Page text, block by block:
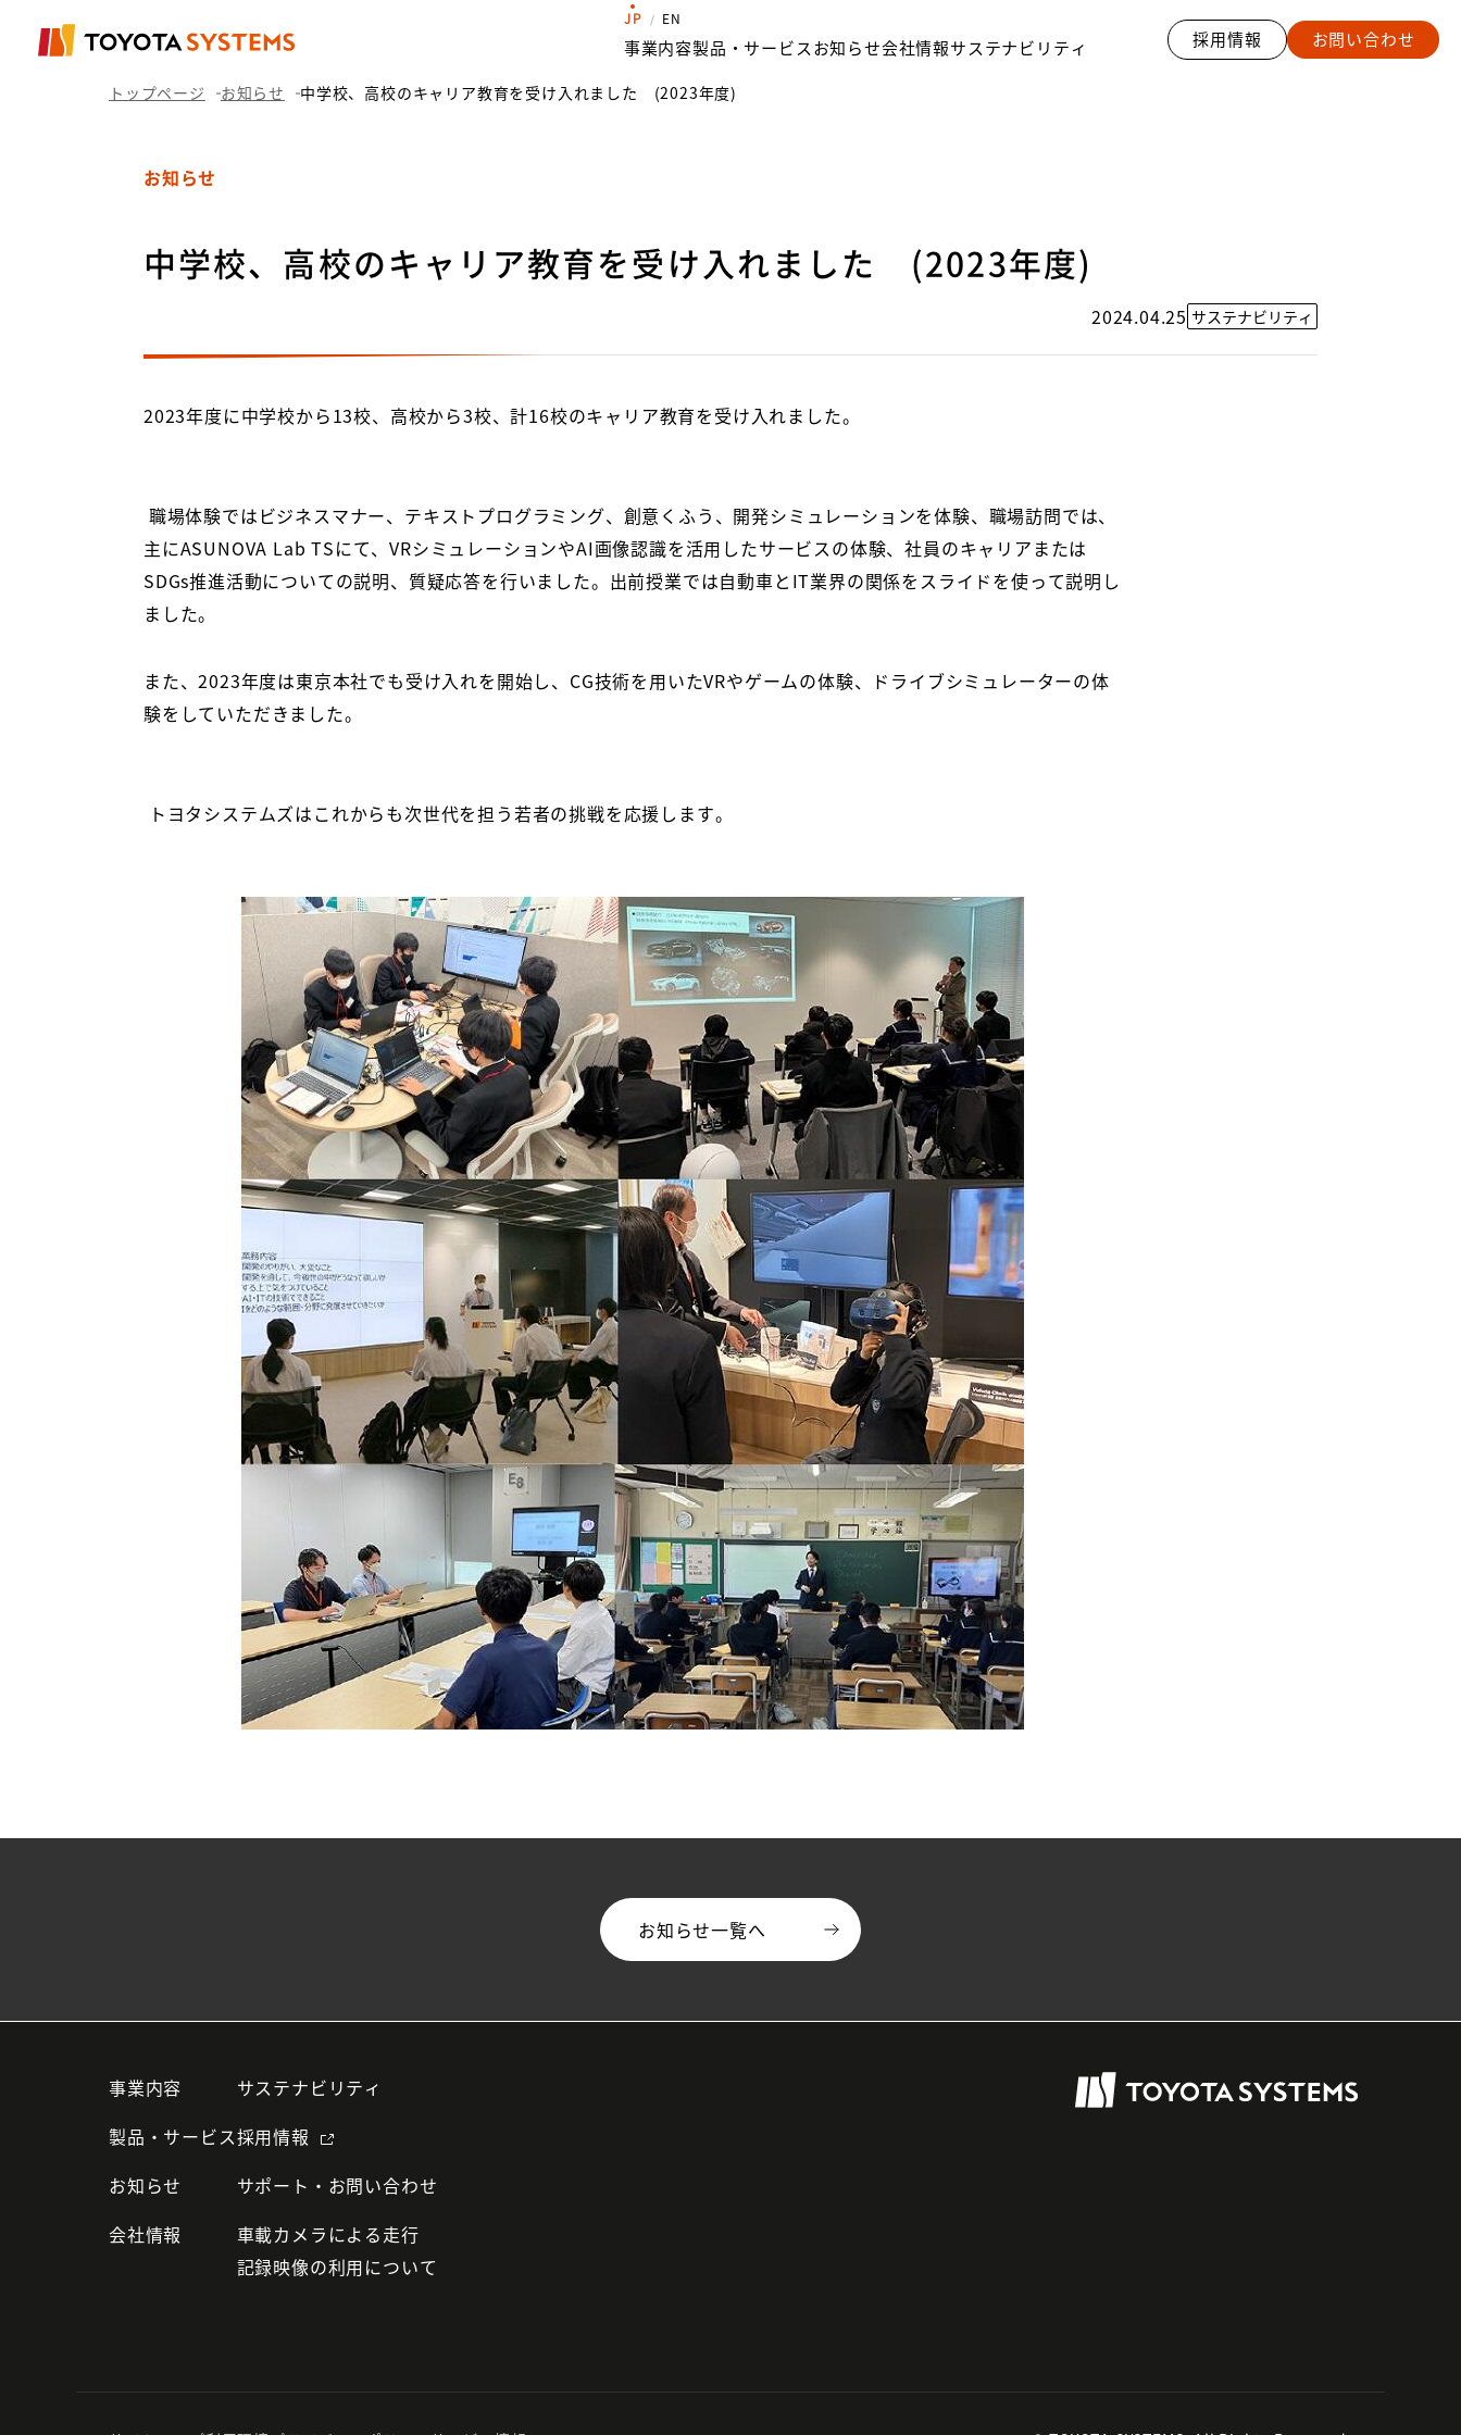
JP EN
事業内容製品・サービスお知らせ会社情報サステナビリティ 採用情報 お問い合わせ
お知らせ
中学校、高校のキャリア教育を受け入れました (2023年度)
2024.04.25 サステナビリティ
トップページ お知らせ 中学校、高校のキャリア教育を受け入れました (2023年度)
2023年度に中学校から13校、高校から3校、計16校のキャリア教育を受け入れました。
職場体験ではビジネスマナー、テキストプログラミング、創意くふう、開発シミュレーションを体験、職場訪問では、
主にASUNOVA Lab TSにて、VRシミュレーションやAI画像認識を活用したサービスの体験、社員のキャリアまたは
SDGs推進活動についての説明、質疑応答を行いました。出前授業では自動車と IT業界の関係をスライドを使って説明し
ました。
また、2023年度は東京本社でも受け入れを開始し、 CG技術を用いたVRやゲームの体験、ドライブシミュレーターの体
験をしていただきました。
トヨタシステムズはこれからも次世代を担う若者の挑戦を応援します。
お知らせ一覧へ
事業内容
製品・サービス
お知らせ
会社情報
サステナビリティ
採用情報
サポート・お問い合わせ
車載カメラによる走行
記録映像の利用について